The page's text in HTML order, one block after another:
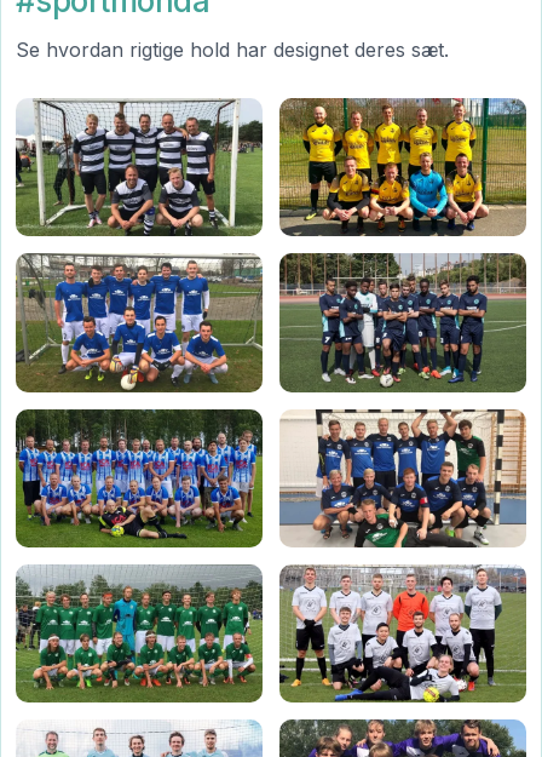
Se hvordan rigtige hold har designet deres sæt.